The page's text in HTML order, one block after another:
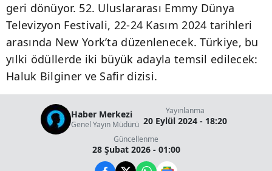
geri dönüyor. 52. Uluslararası Emmy Dünya
Televizyon Festivali, 22-24 Kasım 2024 tarihleri
arasında New York’ta düzenlenecek. Türkiye, bu
yılki ödüllerde iki büyük adayla temsil edilecek:
Haluk Bilginer ve Safir dizisi.
Haber Merkezi
Genel Yayın Müdürü
Yayınlanma
20 Eylül 2024 - 18:20
Güncellenme
28 Şubat 2026 - 01:00